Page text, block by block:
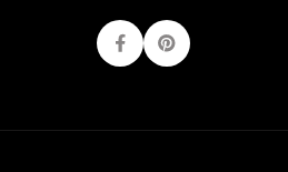
FacebookYoutube